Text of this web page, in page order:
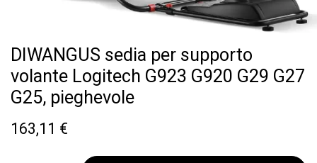
DIWANGUS sedia per supporto
volante Logitech G923 G920 G29 G27
G25, pieghevole
163,11 €